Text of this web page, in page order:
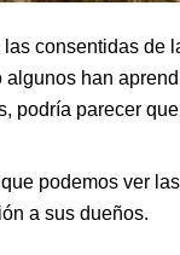
consentidas de
han
podría parecer
podemos ver
a sus dueños.